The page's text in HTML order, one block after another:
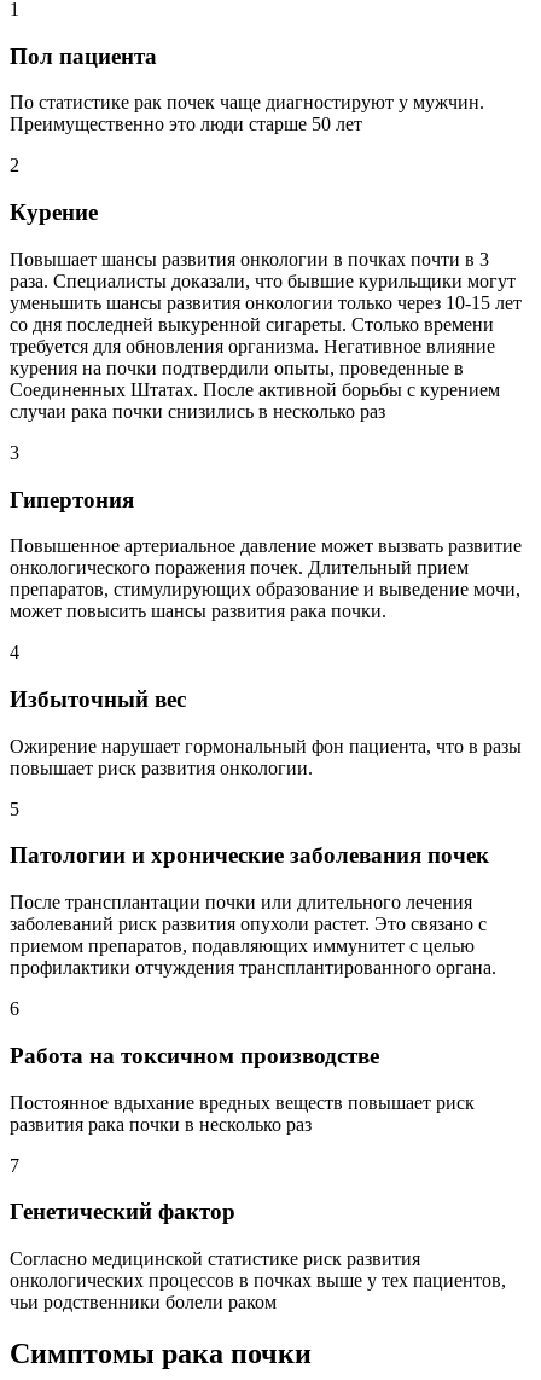
1
Пол пациента
По статистике рак почек чаще диагностируют у мужчин.
Преимущественно это люди старше 50 лет
2
Курение
Повышает шансы развития онкологии в почках почти в 3
раза. Специалисты доказали, что бывшие курильщики могут
уменьшить шансы развития онкологии только через 10-15 лет
со дня последней выкуренной сигареты. Столько времени
требуется для обновления организма. Негативное влияние
курения на почки подтвердили опыты, проведенные в
Соединенных Штатах. После активной борьбы с курением
случаи рака почки снизились в несколько раз
3
Гипертония
Повышенное артериальное давление может вызвать развитие
онкологического поражения почек. Длительный прием
препаратов, стимулирующих образование и выведение мочи,
может повысить шансы развития рака почки.
4
Избыточный вес
Ожирение нарушает гормональный фон пациента, что в разы
повышает риск развития онкологии.
5
Патологии и хронические заболевания почек
После трансплантации почки или длительного лечения
заболеваний риск развития опухоли растет. Это связано с
приемом препаратов, подавляющих иммунитет с целью
профилактики отчуждения трансплантированного органа.
6
Работа на токсичном производстве
Постоянное вдыхание вредных веществ повышает риск
развития рака почки в несколько раз
7
Генетический фактор
Согласно медицинской статистике риск развития
онкологических процессов в почках выше у тех пациентов,
чьи родственники болели раком
Симптомы рака почки